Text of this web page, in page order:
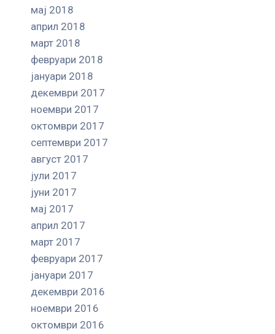
мај 2018
април 2018
март 2018
февруари 2018
јануари 2018
декември 2017
ноември 2017
октомври 2017
септември 2017
август 2017
јули 2017
јуни 2017
мај 2017
април 2017
март 2017
февруари 2017
јануари 2017
декември 2016
ноември 2016
октомври 2016